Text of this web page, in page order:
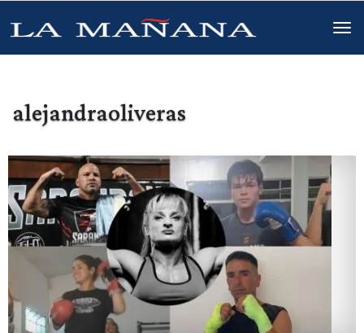
alejandraoliveras